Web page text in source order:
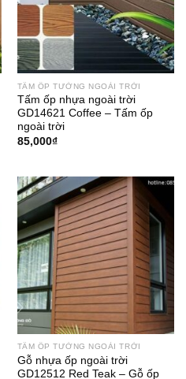
TẤM ỐP TƯỜNG NGOÀI TRỜI
Tấm ốp nhựa ngoài trời
GD14621 Coffee – Tấm ốp
ngoài trời
85,000₫
TẤM ỐP TƯỜNG NGOÀI TRỜI
Gỗ nhựa ốp ngoài trời
GD12512 Red Teak – Gỗ ốp